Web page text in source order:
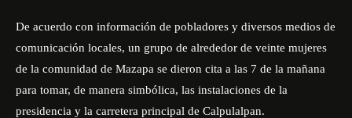
De acuerdo con información de pobladores y diversos medios de
comunicación locales, un grupo de alrededor de veinte mujeres
de la comunidad de Mazapa se dieron cita a las 7 de la mañana
para tomar, de manera simbólica, las instalaciones de la
presidencia y la carretera principal de Calpulalpan.